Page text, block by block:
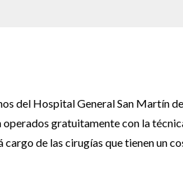
del Hospital General San Martín
gratuitamente con la
de las cirugías que tienen un